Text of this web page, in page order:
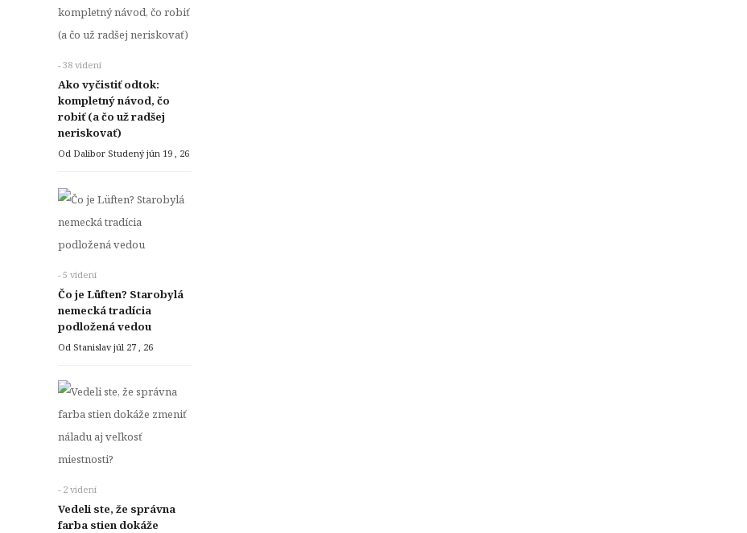
- 38 videní
Ako vyčistiť odtok:
kompletný návod, čo
robiť (a čo už radšej
neriskovať)
Od Dalibor Studený jún 19 , 26
- 5 videní
Čo je Lüften? Starobylá
nemecká tradícia
podložená vedou
Od Stanislavjúl 27 , 26
- 2 videní
Vedeli ste, že správna
farba stien dokáže